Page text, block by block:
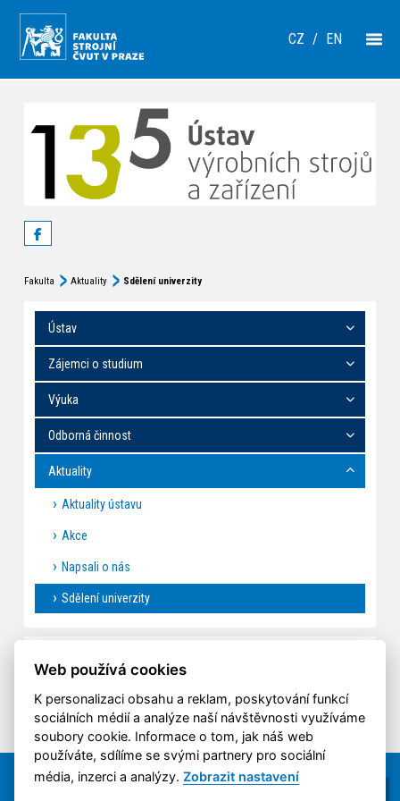
CZ / EN
Fakulta Aktuality Sdělení univerzity
Ústav
Zájemci o studium
Výuka
Odborná činnost
Aktuality
Aktuality ústavu
Akce
Napsali o nás
Sdělení univerzity
SDĚLENÍ UNIVERZITY
Web používá cookies
K personalizaci obsahu a reklam, poskytování funkcí
sociálních médií a analýze naší návštěvnosti využíváme
soubory cookie. Informace o tom, jak náš web
používáte, sdílíme se svými partnery pro sociální
média, inzerci a analýzy.Zobrazit nastavení